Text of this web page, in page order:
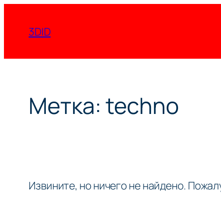
содержимому
3DID
Метка:techno
Извините, но ничего не найдено.